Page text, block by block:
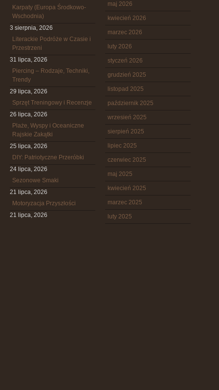
Karpaty (Europa Środkowo-
Wschodnia)
3 sierpnia, 2026
Literackie Podróże w Czasie i
Przestrzeni
31 lipca, 2026
Piercing – Rodzaje, Techniki,
Trendy
29 lipca, 2026
Sprzęt Treningowy i Recenzje
26 lipca, 2026
Plaże, Wyspy i Oceaniczne
Rajskie Zakątki
25 lipca, 2026
DIY: Patriotyczne Przeróbki
24 lipca, 2026
Sezonowe Smaki
21 lipca, 2026
Motoryzacja Przyszłości
21 lipca, 2026
maj 2026
kwiecień 2026
marzec 2026
luty 2026
styczeń 2026
grudzień 2025
listopad 2025
październik 2025
wrzesień 2025
sierpień 2025
lipiec 2025
czerwiec 2025
maj 2025
kwiecień 2025
marzec 2025
luty 2025